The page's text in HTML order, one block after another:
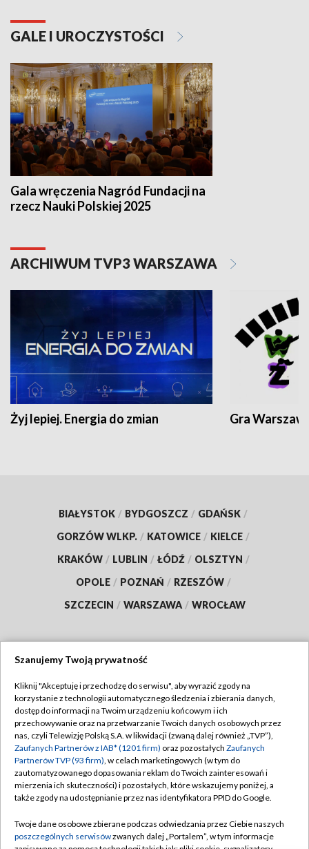
GALE I UROCZYSTOŚCI
Gala wręczenia Nagród Fundacji na
rzecz Nauki Polskiej 2025
ARCHIWUM TVP3 WARSZAWA
Żyj lepiej. Energia do zmian Gra
BIAŁYSTOK / BYDGOSZCZ / GDAŃSK /
GORZÓW WLKP. / KATOWICE / KIELCE /
KRAKÓW / LUBLIN / ŁÓDŹ / OLSZTYN /
OPOLE / POZNAŃ / RZESZÓW /
SZCZECIN / WARSZAWA / WROCŁAW
TVP
Abonament TVP
Emisja w TVP
Centrum informacji TVP
Naziemna Telewizja Cyfrowa
Rada Programowa
Regulamin TVP
Polityka prywatności
Moje zgody
Pomoc
Kontakt
Szanujemy Twoją prywatność
Kliknij "Akceptuję i przechodzę do serwisu", aby wyrazić zgody na
korzystanie z technologii automatycznego śledzenia i zbierania danych,
dostęp do informacji na Twoim urządzeniu końcowym i ich
przechowywanie oraz na przetwarzanie Twoich danych osobowych przez
nas, czyli Telewizję Polską S.A. w likwidacji (zwaną dalej również „TVP”),
Zaufanych Partnerów z IAB* (1201 firm) oraz pozostałych Zaufanych
Partnerów TVP (93 firm), w celach marketingowych (w tym do
zautomatyzowanego dopasowania reklam do Twoich zainteresowań i
mierzenia ich skuteczności) i pozostałych, które wskazujemy poniżej, a
także zgody na udostępnianie przez nas identyfikatora PPID do Google.
Twoje dane osobowe zbierane podczas odwiedzania przez Ciebie naszych
poszczególnych serwisówzwanych dalej „Portalem”, w tym informacje